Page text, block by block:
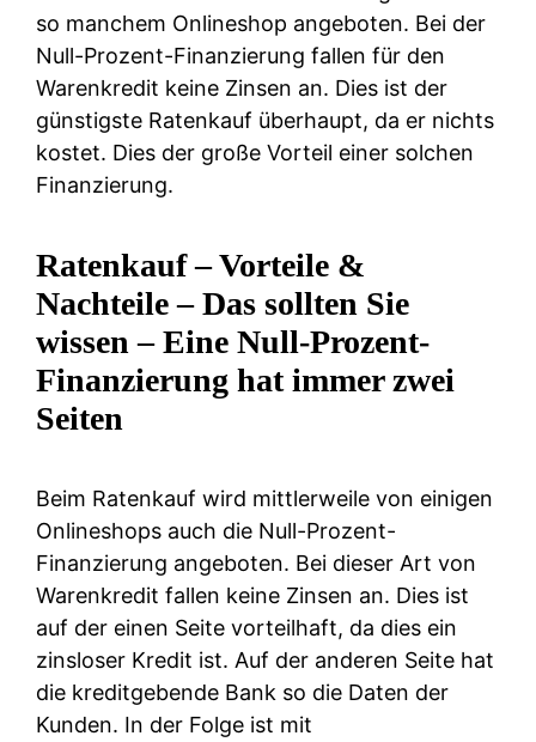
so manchem Onlineshop angeboten. Bei der
Null-Prozent-Finanzierung fallen für den
Warenkredit keine Zinsen an. Dies ist der
günstigste Ratenkauf überhaupt, da er nichts
kostet. Dies der große Vorteil einer solchen
Finanzierung.
Ratenkauf – Vorteile &
Nachteile – Das sollten Sie
wissen – Eine Null-Prozent-
Finanzierung hat immer zwei
Seiten
Beim Ratenkauf wird mittlerweile von einigen
Onlineshops auch die Null-Prozent-
Finanzierung angeboten. Bei dieser Art von
Warenkredit fallen keine Zinsen an. Dies ist
auf der einen Seite vorteilhaft, da dies ein
zinsloser Kredit ist. Auf der anderen Seite hat
die kreditgebende Bank so die Daten der
Kunden. In der Folge ist mit